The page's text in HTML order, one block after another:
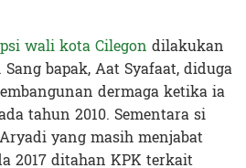
wali kota Cilegon dilakukan
bapak, Aat Syafaat, diduga
dermaga ketika ia
tahun 2010. Sementara si
yang masih menjabat
2017 ditahan KPK terkait